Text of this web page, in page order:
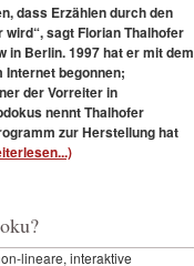
dass Erzählen durch den
sagt Florian Thalhofer
in Berlin. 1997 hat er mit dem
begonnen;
der Vorreiter in
nennt Thalhofer
zur Herstellung hat
lineare, interaktive